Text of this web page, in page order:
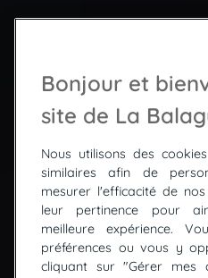
La rivière
Bonjour et
site de La
Nous utilisons des
similaires afin de
mesurer l'efficacité de
leur pertinence pour
meilleure expérience.
préférences ou vous y
cliquant sur "Gérer mes